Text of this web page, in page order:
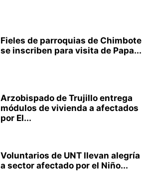
Fieles de parroquias de Chimbote
se inscriben para visita de Papa...
Arzobispado de Trujillo entrega
módulos de vivienda a afectados
por El...
Voluntarios de UNT llevan alegría
a sector afectado por el Niño...